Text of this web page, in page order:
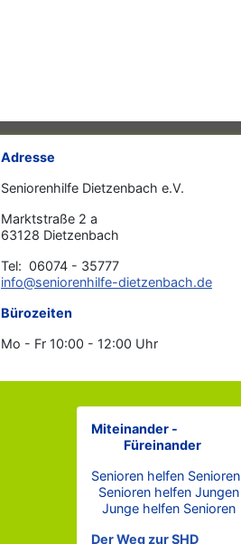
Miteinander -
Füreinander
Senioren helfen Senioren
Senioren helfen Jungen
Junge helfen Senioren
Der Weg zur SHD
Adresse
Seniorenhilfe Dietzenbach e.V.
Marktstraße 2 a
63128 Dietzenbach
Tel: 06074 - 35777
info@seniorenhilfe-dietzenbach.de
Bürozeiten
Mo - Fr 10:00 - 12:00 Uhr